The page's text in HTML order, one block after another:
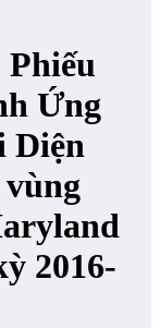
Ứng
Diện
2016-